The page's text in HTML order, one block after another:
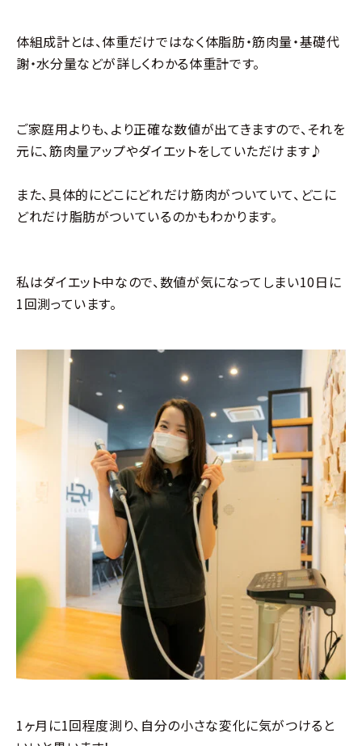
体組成計とは、体重だけではなく体脂肪・筋肉量・基礎代
謝・水分量などが詳しくわかる体重計です。
ご家庭用よりも、より正確な数値が出てきますので、それを
元に、筋肉量アップやダイエットをしていただけます♪
また、具体的にどこにどれだけ筋肉がついていて、どこに
どれだけ脂肪がついているのかもわかります。
私はダイエット中なので、数値が気になってしまい10日に
1回測っています。
1ヶ月に1回程度測り、自分の小さな変化に気がつけると